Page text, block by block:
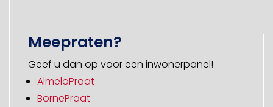
Meepraten?
Geef u dan op voor een inwonerpanel!
AlmeloPraat
BornePraat